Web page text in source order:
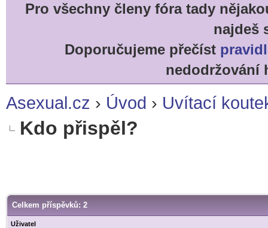
Pro všechny členy fóra tady
najdeš
Doporučujeme přečíst
nedodržování
Asexual.cz › Úvod › Uvítací
Kdo přispěl?
Celkem příspěvků: 2
Uživatel